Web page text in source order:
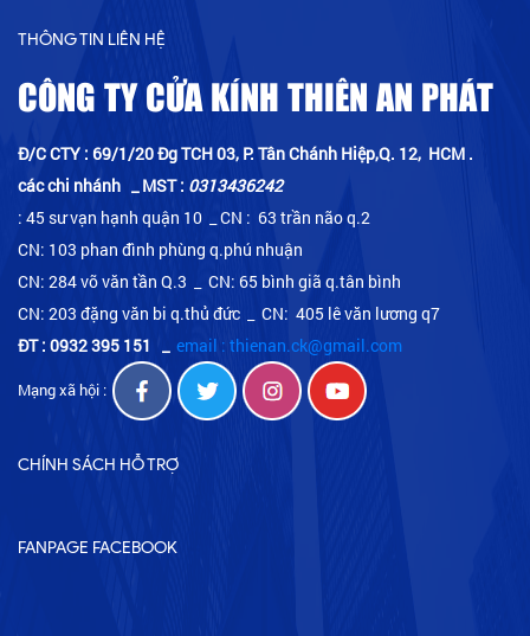
THÔNG TIN LIÊN HỆ
CÔNG TY CỬA KÍNH THIÊN AN PHÁT
Đ/C CTY : 69/1/20 Đg TCH 03, P. Tân Chánh Hiệp,Q. 12, HCM .
các chi nhánh _ MST : 0313436242
: 45 sư vạn hạnh quận 10 _ CN : 63 trần não q.2
CN: 103 phan đình phùng q.phú nhuận
CN: 284 võ văn tần Q.3 _ CN: 65 bình giã q.tân bình
CN: 203 đặng văn bi q.thủ đức _ CN: 405 lê văn lương q7
ĐT : 0932 395 151 _ email : thienan.ck@gmail.com
Mạng xã hội :
CHÍNH SÁCH HỖ TRỢ
FANPAGE FACEBOOK